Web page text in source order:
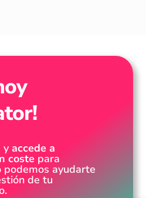
yaccede a
coste para
podemos ayudarte
de tu